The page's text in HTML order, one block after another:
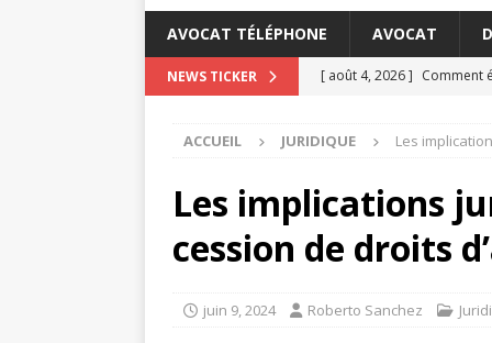
AVOCAT TÉLÉPHONE AVOCAT
NEWS TICKER [ août 4, 2026 ] Comment
[ août 3, 2026 ] Barème
[ juillet 31, 2026 ]
Les
La
[ août 6, 2026 ] Les bases
ACCUEIL JURIDIQUE Les
Les implications
cession de droits
juin 9, 2024 Roberto Sanchez